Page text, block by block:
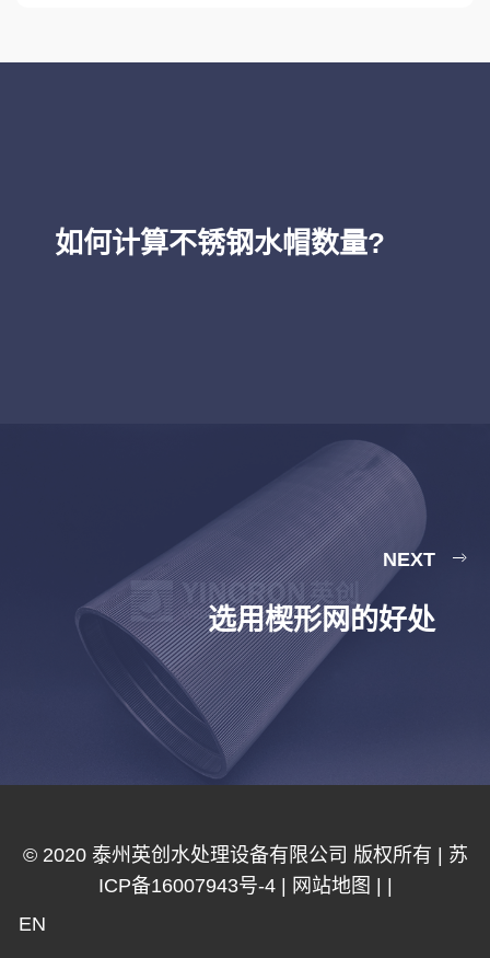
如何计算不锈钢水帽数量?
NEXT
选用楔形网的好处
© 2020 泰州英创水处理设备有限公司 版权所有 | 苏
ICP备16007943号-4| 网站地图 | |
EN